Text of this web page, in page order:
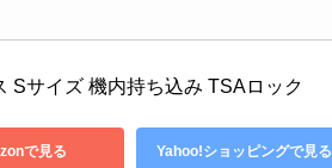
Sサイズ 機内持ち込み TSAロック
で見る Yahoo!ショッピングで見る